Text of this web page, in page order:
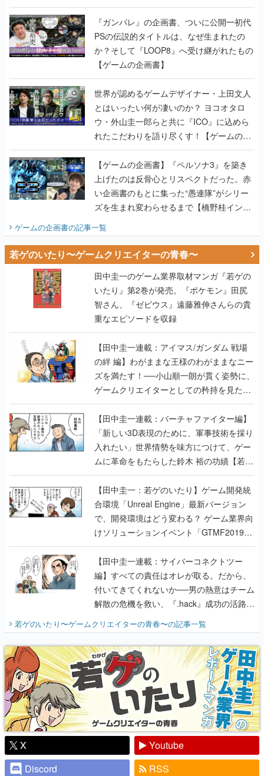
書】
『ガンパレ』の企画書、ついに公開━初代
PSの伝説的タイトルは、なぜ生まれたの
か？そして『LOOP8』へ受け継がれたもの
【ゲームの企画書】
世界が認めるゲームデザイナー・上田文人
とはいったい何が凄いのか？ ヨコオタロ
ウ・外山圭一郎らと共に『ICO』に込めら
れたこだわりを語り尽くす！【ゲームの企
画書】
【ゲームの企画書】『ペルソナ3』を築き
上げたのは反骨心とリスペクトだった。赤
い企画書のもとに集った“愚連隊”がシリー
ズを生まれ変わらせるまで【橋野桂インタ
ゲームの企画書の記事一覧
若ゲのいたり〜ゲームクリエイターの青春〜
田中圭一のゲーム業界取材マンガ『若ゲの
いたり』第2巻が発売。『ポケモン』田尻
智さん、『ゼビウス』遠藤雅伸さんらの貴
重なエピソードを収録
【田中圭一連載：アイマス/ガンダム 戦場
の絆 編】わがままな王様のわがままなニー
ズを満たす！──小山順一朗が貫く姿勢に、
ゲームクリエイターとしての矜持を見た
【若ゲのいたり最終回】
【田中圭一連載：バーチャファイター編】
「新しい3D表現のために、軍事技術を採り
入れたい」世界情勢を味方につけて、ゲー
ムに革命をもたらした鈴木 裕の功績【若ゲ
のいたり】
【田中圭一：若ゲのいたり】ゲーム開発統
合環境「Unreal Engine」最新バージョン
で、開発環境はどう変わる？ ゲーム業界向
けソリューションイベント「GTMF2019」
に行って、より理解を深めよう【PR】
【田中圭一連載：サイバーコネクトツー
編】すべての責任はオレが取る。だから、
付いてきてくれないか──男の熱意はチーム
解散の危機を救い、『.hack』成功の活路を
『少年ジャンプ』色だった【若ゲのいた
り】
若ゲのいたり〜ゲームクリエイターの青春〜の記事一覧
X
Youtube
Discord
RSS